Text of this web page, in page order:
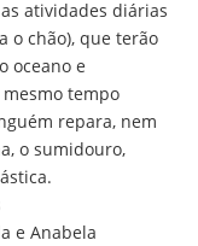
atividades diárias
o chão), que terão
oceano e
tempo
repara, nem
o sumidouro,
e Anabela